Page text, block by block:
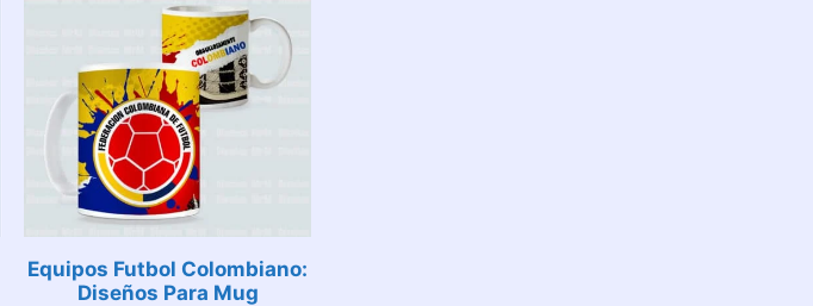
Equipos Futbol Colombiano:
Diseños Para Mug